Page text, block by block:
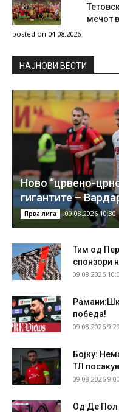
мечот
posted on 04.08.2026
НAЈНОВИ ВЕСТИ
Ново “црвено-
гигантите –
Прва лига 09.08.2026 10:30
Тим од
спонзори
09.08.2026
победа!
09.08.2026 9:29
Бојку:
ТЛ
09.08.2026 9:00
Од Де Пол